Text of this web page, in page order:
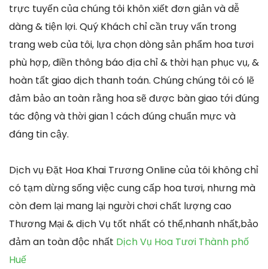
trực tuyến của chúng tôi khôn xiết đơn giản và dễ
dàng & tiện lợi. Quý Khách chỉ cần truy vấn trong
trang web của tôi, lựa chọn dòng sản phẩm hoa tươi
phù hợp, điền thông báo địa chỉ & thời hạn phục vụ, &
hoàn tất giao dịch thanh toán. Chúng chúng tôi có lẽ
đảm bảo an toàn rằng hoa sẽ được bàn giao tới đúng
tác động và thời gian 1 cách đúng chuẩn mực và
đáng tin cậy.
Dịch vụ Đặt Hoa Khai Trương Online của tôi không chỉ
có tạm dừng sống việc cung cấp hoa tươi, nhưng mà
còn đem lại mang lại người chơi chất lượng cao
Thương Mại & dịch Vụ tốt nhất có thể,nhanh nhất,bảo
đảm an toàn độc nhất Dịch Vụ Hoa Tươi Thành phố
Huế